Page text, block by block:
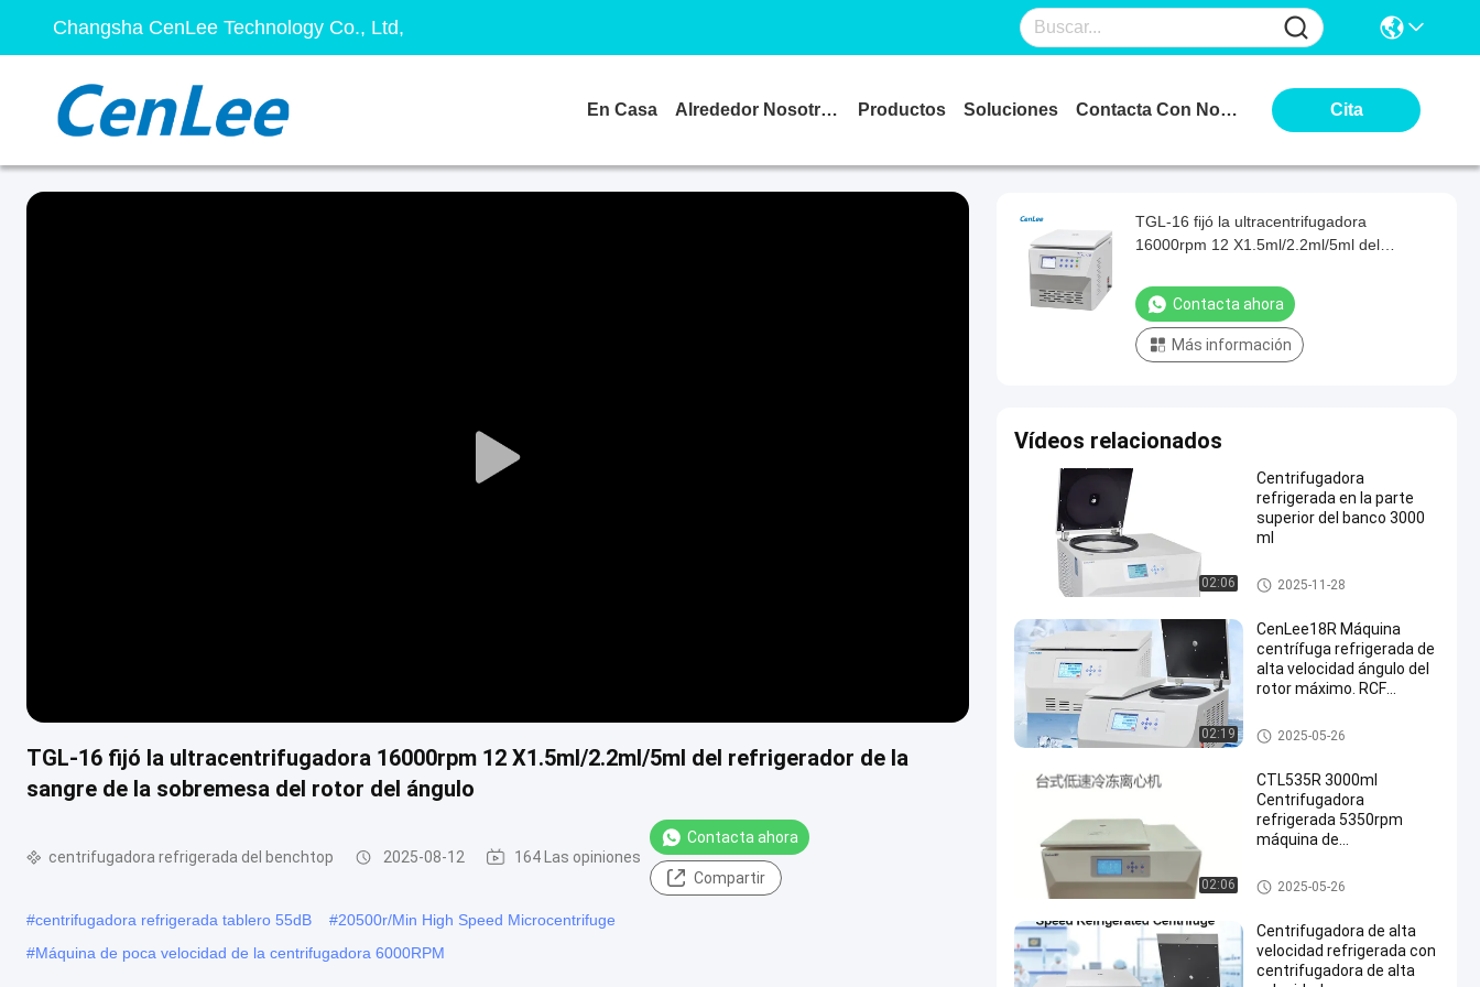
Changsha CenLee Technology Co., Ltd,
En Casa Alrededor Nosotros Productos Soluciones Contacta Con Nosotros Cita
Play
TGL-16 fijó la ultracentrifugadora 16000rpm 12 X1.5ml/2.2ml/5ml del refrigerador de la
sangre de la sobremesa del rotor del ángulo
centrifugadora refrigerada del benchtop 2025-08-12 164 Las opiniones
Contacta ahora
Compartir
#centrifugadora refrigerada tablero 55dB #20500r/Min High Speed Microcentrifuge
#Máquina de poca velocidad de la centrifugadora 6000RPM
TGL-16 fijó la ultracentrifugadora
16000rpm 12 X1.5ml/2.2ml/5ml del
del rotor del ángulo
Contacta ahora
Más información
Vídeos relacionados
02:06
Centrifugadora
refrigerada en la parte
superior del banco 3000
ml
centrifugadora refrigerada del
benchtop
2025-11-28
02:19
CenLee18R Máquina
centrífuga refrigerada de
alta velocidad ángulo del
rotor máximo. RCF
centrifugadora refrigerada del
benchtop
2025-05-26
02:06
CTL535R 3000ml
Centrifugadora
refrigerada 5350rpm
máquina de
de baja velocidad
centrifugadora refrigerada del
benchtop
2025-05-26
Centrifugadora de alta
velocidad refrigerada con
centrifugadora de alta